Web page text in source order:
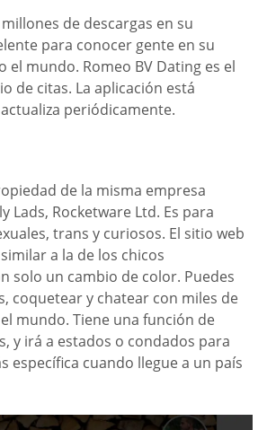
de descargas en su
para conocer gente en su
el mundo. Romeo BV Dating es el
de citas. La aplicación está
periódicamente.
de la misma empresa
Lads, Rocketware Ltd. Es para
trans y curiosos. El sitio web
a la de los chicos
solo un cambio de color. Puedes
coquetear y chatear con miles de
mundo. Tiene una función de
y irá a estados o condados para
específica cuando llegue a un país